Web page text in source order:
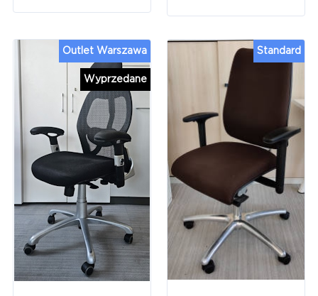
Wyprzedane
Outlet Warszawa Standard